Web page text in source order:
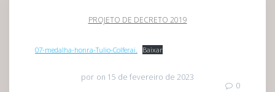
PROJETO DE DECRETO 2019
07-medalha-honra-Tulio-Colferai. Baixar
por on 15 de fevereiro de 2023
0